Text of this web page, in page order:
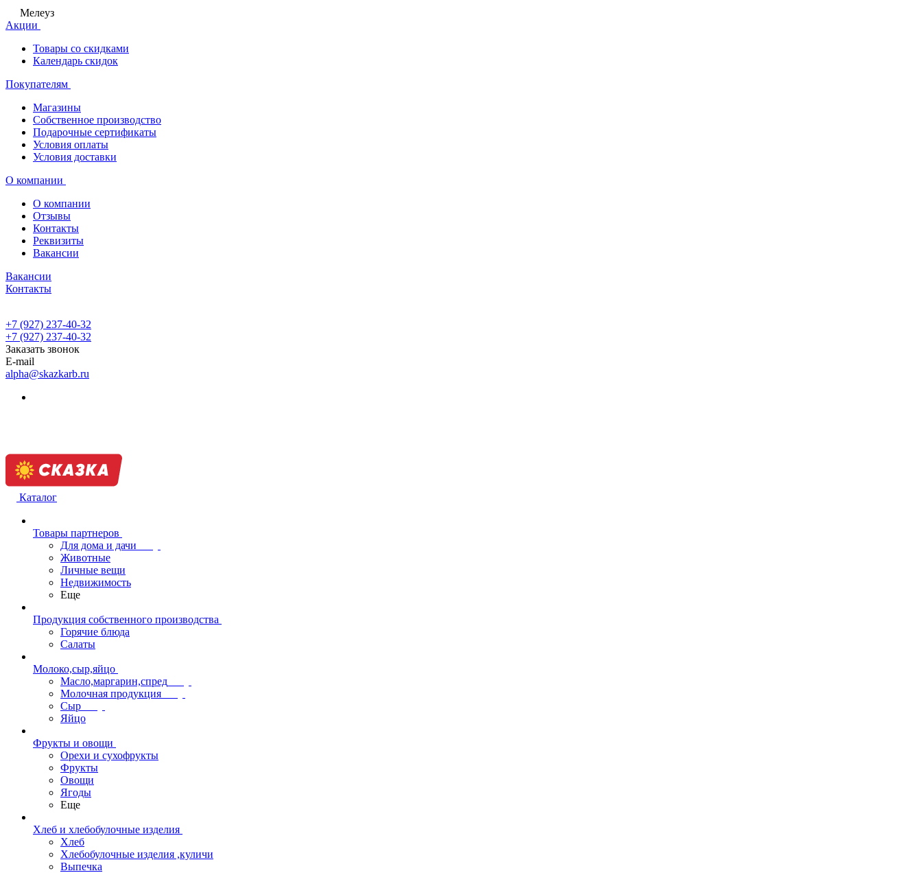
Мелеуз
Акции
Товары со скидками
Календарь скидок
Покупателям
Магазины
Собственное производство
Подарочные сертификаты
Условия оплаты
Условия доставки
О компании
О компании
Отзывы
Контакты
Реквизиты
Вакансии
Вакансии
Контакты
+7 (927) 237-40-32
+7 (927) 237-40-32
Заказать звонок
E-mail
alpha@skazkarb.ru
Каталог
Товары партнеров
Для дома и дачи
Животные
Личные вещи
Недвижимость
Еще
Продукция собственного производства
Горячие блюда
Салаты
Молоко,сыр,яйцо
Масло,маргарин,спред
Молочная продукция
Сыр
Яйцо
Фрукты и овощи
Орехи и сухофрукты
Фрукты
Овощи
Ягоды
Еще
Хлеб и хлебобулочные изделия
Хлеб
Хлебобулочные изделия ,куличи
Выпечка